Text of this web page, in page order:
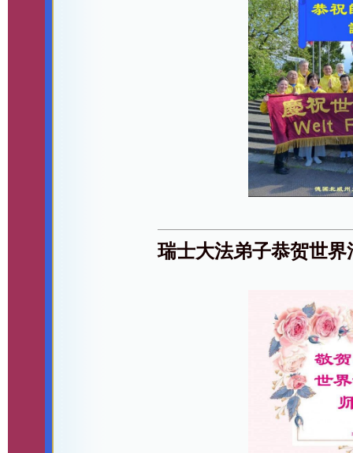
瑞士大法弟子恭贺世